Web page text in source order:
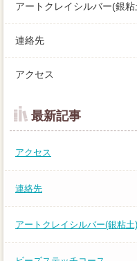
アートクレイシルバー(銀粘
連絡先
アクセス
最新記事
アクセス
連絡先
アートクレイシルバー(銀粘土